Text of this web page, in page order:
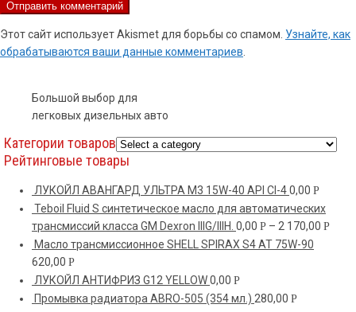
Этот сайт использует Akismet для борьбы со спамом. Узнайте, как
обрабатываются ваши данные комментариев
Большой выбор для
легковых дизельных авто
Категории товаров
Рейтинговые товары
ЛУКОЙЛ АВАНГАРД УЛЬТРА M3 15W-40 API CI-40,00 Р
Teboil Fluid S синтетическое масло для автоматических
трансмиссий класса GM Dexron IIIG/IIIH. 0,00 Р – 2 170,00 Р
Масло трансмиссионное SHELL SPIRAX S4 AT 75W-90
620,00 Р
ЛУКОЙЛ АНТИФРИЗ G12 YELLOW0,00 Р
Промывка радиатора ABRO-505 (354 мл.) 280,00 Р